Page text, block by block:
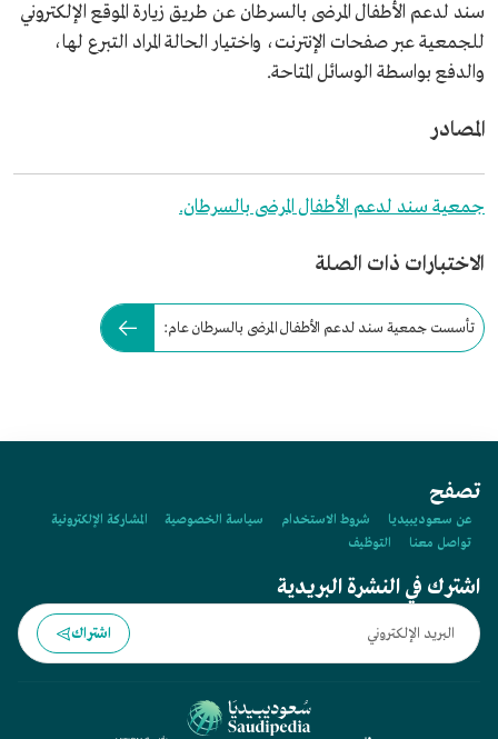
سند لدعم الأطفال المرضى بالسرطان عن طريق زيارة الموقع الإلكتروني
للجمعية عبر صفحات الإنترنت، واختيار الحالة المراد التبرع لها،
والدفع بواسطة الوسائل المتاحة.
المصادر
جمعية سند لدعم الأطفال المرضى بالسرطان.
الاختبارات ذات الصلة
تأسست جمعية سند لدعم الأطفال المرضى بالسرطان عام:
تصفح
عن سعوديبيديا شروط الاستخدام سياسة الخصوصية
المشاركة الإلكترونية
تواصل معنا
التوظيف
اشترك في النشرة البريدية
اشتراك